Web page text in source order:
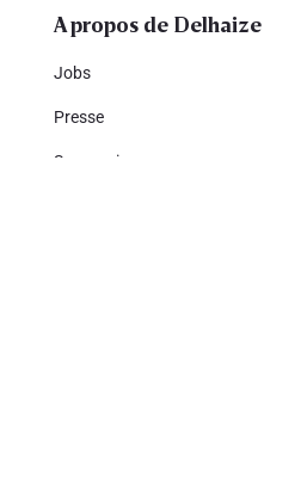
A propos de Delhaize
Jobs
Presse
Sponsoring